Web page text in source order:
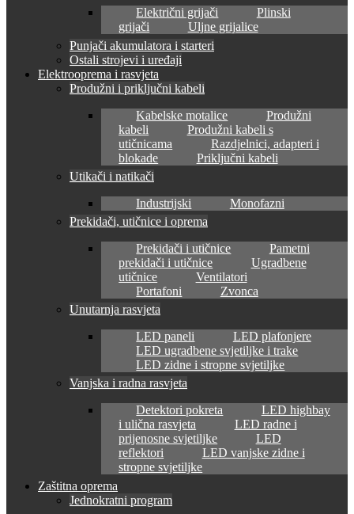
Električni grijači
Plinski
grijači
Uljne grijalice
Punjači akumulatora i starteri
Ostali strojevi i uređaji
Elektrooprema i rasvjeta
Produžni i priključni kabeli
Kabelske motalice
Produžni
kabeli
Produžni kabeli s
utičnicama
Razdjelnici, adapteri i
blokade
Priključni kabeli
Utikači i natikači
Industrijski
Monofazni
Prekidači, utičnice i oprema
Prekidači i utičnice
Pametni
prekidači i utičnice
Ugradbene
utičnice
Ventilatori
Portafoni
Zvonca
Unutarnja rasvjeta
LED paneli
LED plafonjere
LED ugradbene svjetiljke i trake
LED zidne i stropne svjetiljke
Vanjska i radna rasvjeta
Detektori pokreta
LED highbay
i ulična rasvjeta
LED radne i
prijenosne svjetiljke
LED
reflektori
LED vanjske zidne i
stropne svjetiljke
Zaštitna oprema
Jednokratni program